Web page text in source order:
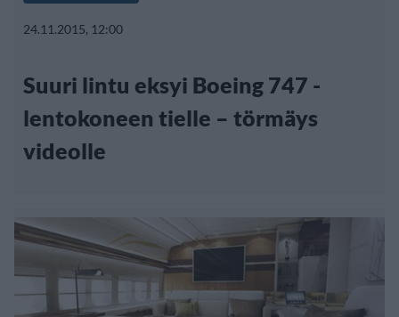
24.11.2015, 12:00
Suuri lintu eksyi Boeing 747 -
lentokoneen tielle – törmäys
videolle